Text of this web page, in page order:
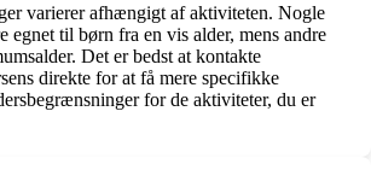
varierer afhængigt af aktiviteten. Nogle
egnet til børn fra en vis alder, mens andre
Det er bedst at kontakte
direkte for at få mere specifikke
for de aktiviteter, du er